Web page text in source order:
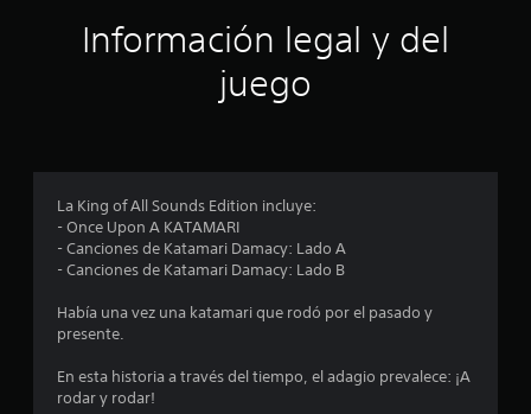
e
n
Información legal y del
juego
La King of All Sounds Edition incluye:
- Once Upon A KATAMARI
- Canciones de Katamari Damacy: Lado A
- Canciones de Katamari Damacy: Lado B
Había una vez una katamari que rodó por el pasado y
presente.
En esta historia a través del tiempo, el adagio prevalece: ¡A
rodar y rodar!